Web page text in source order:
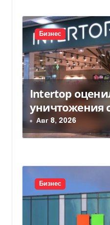
и
с
я
м
Бизнес
Intertop
уничтожения
млн грн
Авг 8, 2026
Бизнес